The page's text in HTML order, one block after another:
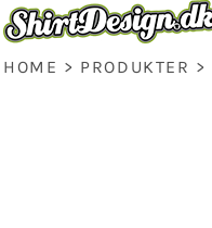
HOME > PRODUKTER >